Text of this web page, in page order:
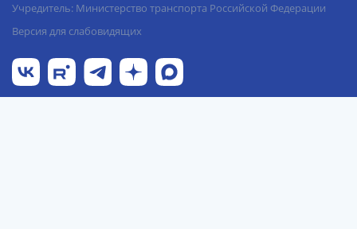
Учредитель: Министерство транспорта Российской Федерации
Версия для слабовидящих